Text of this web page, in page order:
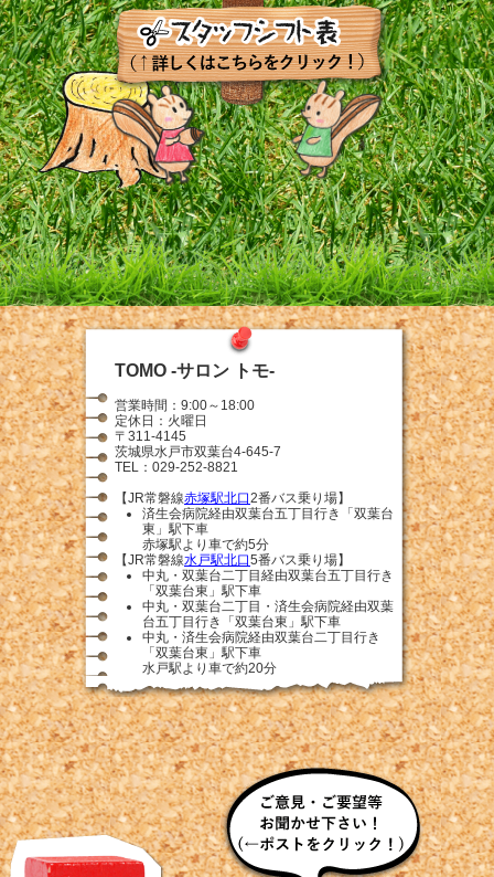
TOMO -サロン トモ-
営業時間：9:00～18:00
定休日：火曜日
〒311-4145
茨城県水戸市双葉台4-645-7
TEL：029-252-8821
【JR常磐線赤塚駅北口2番バス乗り場】
済生会病院経由双葉台五丁目行き「双葉台
東」駅下車
赤塚駅より車で約5分
【JR常磐線水戸駅北口5番バス乗り場】
中丸・双葉台二丁目経由双葉台五丁目行き
「双葉台東」駅下車
中丸・双葉台二丁目・済生会病院経由双葉
台五丁目行き「双葉台東」駅下車
中丸・済生会病院経由双葉台二丁目行き
「双葉台東」駅下車
水戸駅より車で約20分